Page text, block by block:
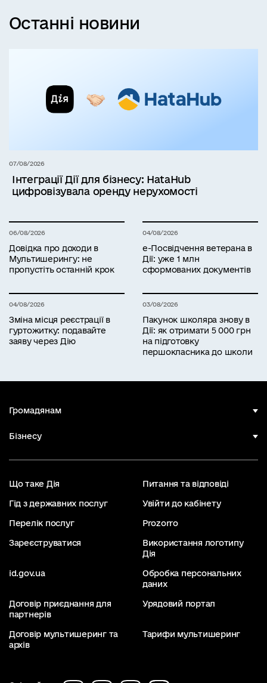
Останні новини
07/08/2026
Інтеграції Дії для бізнесу: HataHub
цифровізувала оренду нерухомості
06/08/2026
Довідка про доходи в
Мультишерингу: не
пропустіть останній крок
04/08/2026
е-Посвідчення ветерана в
Дії: уже 1 млн
сформованих документів
04/08/2026
Зміна місця реєстрації в
гуртожитку: подавайте
заяву через Дію
03/08/2026
Пакунок школяра знову в
Дії: як отримати 5 000 грн
на підготовку
першокласника до школи
Громадянам
Бізнесу
Що таке Дія Питання та відповіді
Гід з державних послуг Увійти до кабінету
Перелік послуг Prozorro
Зареєструватися
Використання логотипу
Дія
id.gov.ua
Обробка персональних
даних
Договір приєднання для
партнерів
Урядовий портал
Договір мультишеринг та
архів
Тарифи мультишеринг